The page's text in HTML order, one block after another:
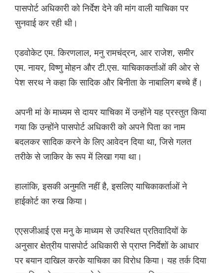
पासपोर्ट अधिकारी को निर्देश देने की मांग वाली याचिका पर
सुनवाई कर रही थी।
एडवोकेट एम. किरणलाल, मनु रामचंद्रन, आर राजेश, समीर
एम. नायर, विष्णु मोहन और टी.एस. याचिकाकर्ताओं की ओर से
पेश सरथ ने कहा कि सादिक और बिनीता के नाबालिग बच्चे हैं।
अपनी मां के माध्यम से दायर याचिका में उन्होंने यह प्रस्तुत किया
गया कि उन्होंने पासपोर्ट अधिकारी को अपने पिता का नाम
बदलकर सादिक करने के लिए आवेदन दिया था, जिसे गलत
तरीके से जाकिर के रूप में लिखा गया था।
हालांकि, इसकी अनुमति नहीं है, इसलिए याचिकाकर्ताओं ने
हाईकोर्ट का रुख किया।
एएसजीआई एस मनु के माध्यम से उपस्थित प्रतिवादियों के
अनुसार क्षेत्रीय पासपोर्ट अधिकारी से प्राप्त निर्देशों के आधार
पर बयान दाखिल करके याचिका का विरोध किया। यह तर्क दिया